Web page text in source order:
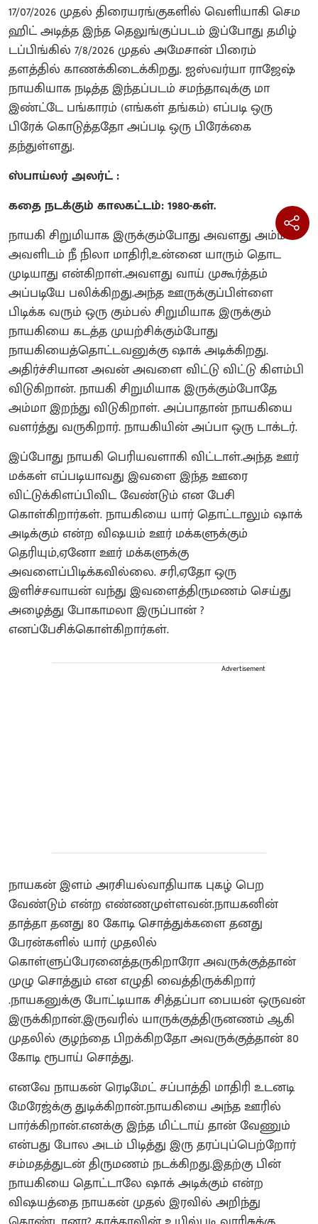
17/07/2026 முதல் திரையரங்குகளில் வெளியாகி செம
ஹிட் அடித்த இந்த தெலுங்குப்படம் இப்போது தமிழ்
டப்பிங்கில் 7/8/2026 முதல் அமேசான் பிரைம்
தளத்தில் காணக்கிடைக்கிறது. ஐஸ்வர்யா ராஜேஷ்
நாயகியாக நடித்த இந்தப்படம் சமந்தாவுக்கு மா
இண்ட்டே பங்காரம் (எங்கள் தங்கம்) எப்படி ஒரு
பிரேக் கொடுத்ததோ அப்படி ஒரு பிரேக்கை
தந்துள்ளது.
ஸ்பாய்லர் அலர்ட் :
கதை நடக்கும் காலகட்டம்: 1980-கள்.
நாயகி சிறுமியாக இருக்கும்போது அவளது அம்மா
அவளிடம் நீ நிலா மாதிரி,உன்னை யாரும் தொட
முடியாது என்கிறாள்.அவளது வாய் முகூர்த்தம்
அப்படியே பலிக்கிறது.அந்த ஊருக்குப்பிள்ளை
பிடிக்க வரும் ஒரு கும்பல் சிறுமியாக இருக்கும்
நாயகியை கடத்த முயற்சிக்கும்போது
நாயகியைத்தொட்டவனுக்கு ஷாக் அடிக்கிறது.
அதிர்ச்சியான அவன் அவளை விட்டு விட்டு கிளம்பி
விடுகிறான். நாயகி சிறுமியாக இருக்கும்போதே
அம்மா இறந்து விடுகிறாள். அப்பாதான் நாயகியை
வளர்த்து வருகிறார். நாயகியின் அப்பா ஒரு டாக்டர்.
இப்போது நாயகி பெரியவளாகி விட்டாள்.அந்த ஊர்
மக்கள் எப்படியாவது இவளை இந்த ஊரை
விட்டுக்கிளப்பிவிட வேண்டும் என பேசி
கொள்கிறார்கள். நாயகியை யார் தொட்டாலும் ஷாக்
அடிக்கும் என்ற விஷயம் ஊர் மக்களுக்கும்
தெரியும்,ஏனோ ஊர் மக்களுக்கு
அவளைப்பிடிக்கவில்லை. சரி,ஏதோ ஒரு
இளிச்சவாயன் வந்து இவளைத்திருமணம் செய்து
அழைத்து போகாமலா இருப்பான் ?
எனப்பேசிக்கொள்கிறார்கள்.
Advertisement
நாயகன் இளம் அரசியல்வாதியாக புகழ் பெற
வேண்டும் என்ற எண்ணமுள்ளவன்.நாயகனின்
தாத்தா தனது 80 கோடி சொத்துக்களை தனது
பேரன்களில் யார் முதலில்
கொள்ளுப்பேரனைத்தருகிறாரோ அவருக்குத்தான்
முழு சொத்தும் என எழுதி வைத்திருக்கிறார்
.நாயகனுக்கு போட்டியாக சித்தப்பா பையன் ஒருவன்
இருக்கிறான்.இருவரில் யாருக்குத்திருனணம் ஆகி
முதலில் குழந்தை பிறக்கிறதோ அவருக்குத்தான் 80
கோடி ரூபாய் சொத்து.
எனவே நாயகன் ரெடிமேட் சப்பாத்தி மாதிரி உடனடி
மேரேஜ்க்கு துடிக்கிறான்.நாயகியை அந்த ஊரில்
பார்க்கிறான்.எனக்கு இந்த மிட்டாய் தான் வேணும்
என்பது போல அடம் பிடித்து இரு தரப்புப்பெற்றோர்
சம்மதத்துடன் திருமணம் நடக்கிறது.இதற்கு பின்
நாயகியை தொட்டாலே ஷாக் அடிக்கும் என்ற
விஷயத்தை நாயகன் முதல் இரவில் அறிந்து